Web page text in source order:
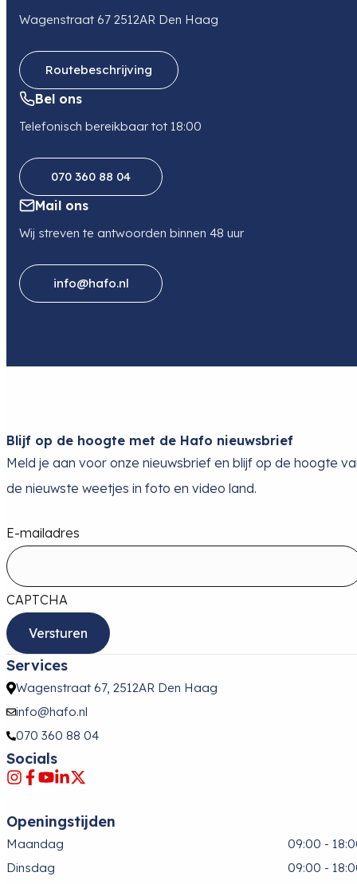
Wagenstraat 67 2512AR Den Haag
Routebeschrijving
Bel ons
Telefonisch bereikbaar tot 18:00
070 360 88 04
Mail ons
Wij streven te antwoorden binnen 48 uur
info@hafo.nl
Blijf op de hoogte met de Hafo nieuwsbrief
Meld je aan voor onze nieuwsbrief en blijf op de hoogte
de nieuwste weetjes in foto en video land.
E-mailadres
CAPTCHA
Services
Wagenstraat 67, 2512AR Den Haag
info@hafo.nl
070 360 88 04
Socials
Openingstijden
Maandag
09:00 -
Dinsdag
09:00 -